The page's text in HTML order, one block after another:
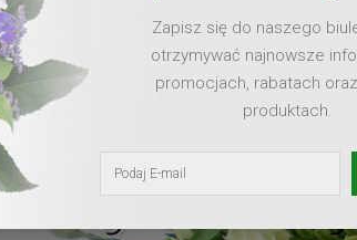
Zapisz się do naszego
otrzymywać najnowsze
promocjach, rabatach
produktach.